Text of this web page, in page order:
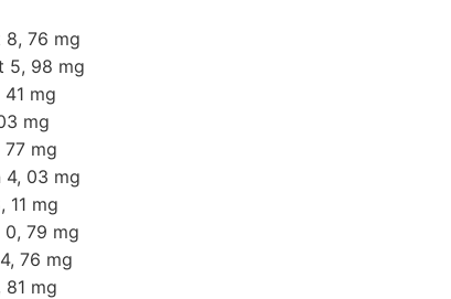
8, 76 mg
5, 98 mg
41 mg
mg
77 mg
4, 03 mg
11 mg
0, 79 mg
76 mg
81 mg